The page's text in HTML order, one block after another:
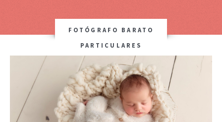
FOTÓGRAFO BARATO
PARTICULARES